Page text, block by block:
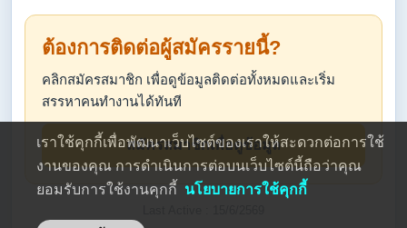
ต้องการติดต่อผู้สมัครรายนี้?
คลิกสมัครสมาชิก เพื่อดูข้อมูลติดต่อทั้งหมดและเริ่ม
สรรหาคนทำงานได้ทันที
สมัครสมาชิกเพื่อดูข้อมูล
เราใช้คุกกี้เพื่อพัฒนาเว็บไซต์ของเราให้สะดวกต่อการใช้
งานของคุณ การดำเนินการต่อบนเว็บไซต์นี้ถือว่าคุณ
ยอมรับการใช้งานคุกกี้ นโยบายการใช้คุกกี้